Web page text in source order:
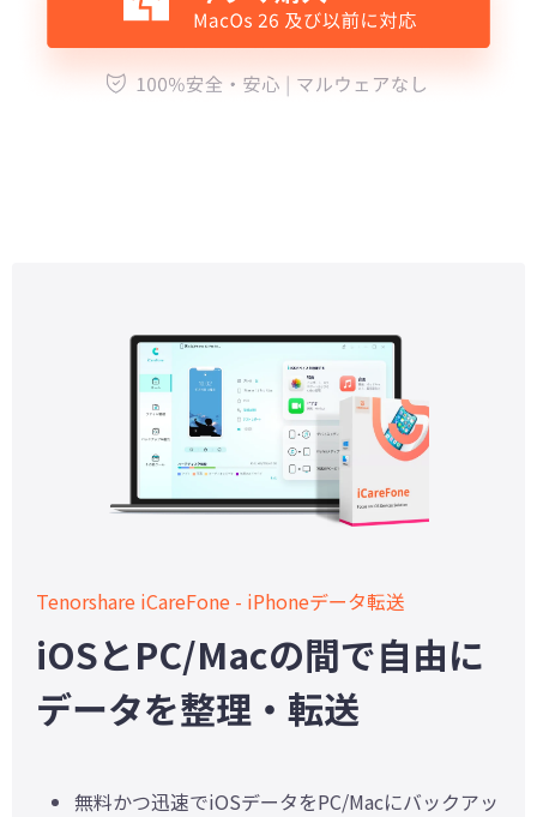
Tenorshare iCareFone - iPhoneデータ転送
iOSとPC/Macの間で自由に
データを整理・転送
無料かつ迅速でiOSデータをPC/Macにバックアッ